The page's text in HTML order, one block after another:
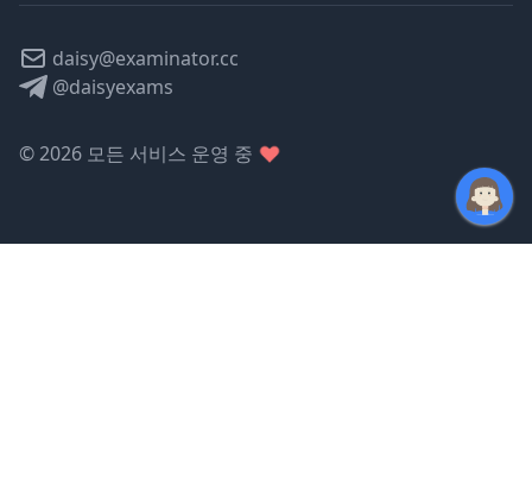
daisy@examinator.cc
@daisyexams
©2026 모든 서비스 운영 중